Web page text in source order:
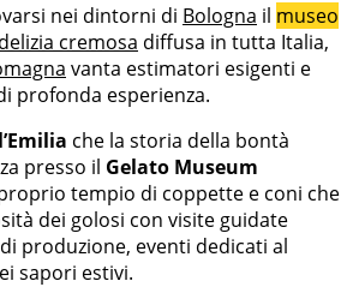
nei dintorni di Bologna il museo
delizia cremosa diffusa in tutta Italia,
vanta estimatori esigenti e
profonda esperienza.
che la storia della bontà
presso il Gelato Museum
tempio di coppette e coni che
dei golosi con visite guidate
produzione, eventi dedicati al
sapori estivi.